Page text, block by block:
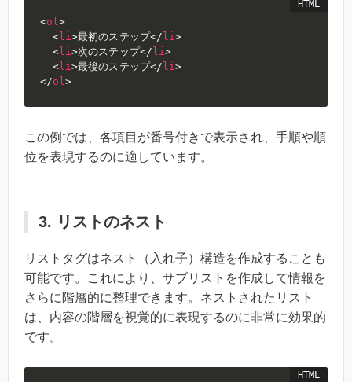
<ol>
<li>最初のステップ</ li>
<li>次のステップ</ li>
<li>最後のステップ</ li>
</ol>
この例では、各項目が番号付きで表示され、手順や順
位を表現するのに適しています。
3. リストのネスト
リストタグはネスト（入れ子）構造を作成することも
可能です。これにより、サブリストを作成して情報を
さらに階層的に整理できます。ネストされたリスト
は、内容の階層を視覚的に表現するのに非常に効果的
です。